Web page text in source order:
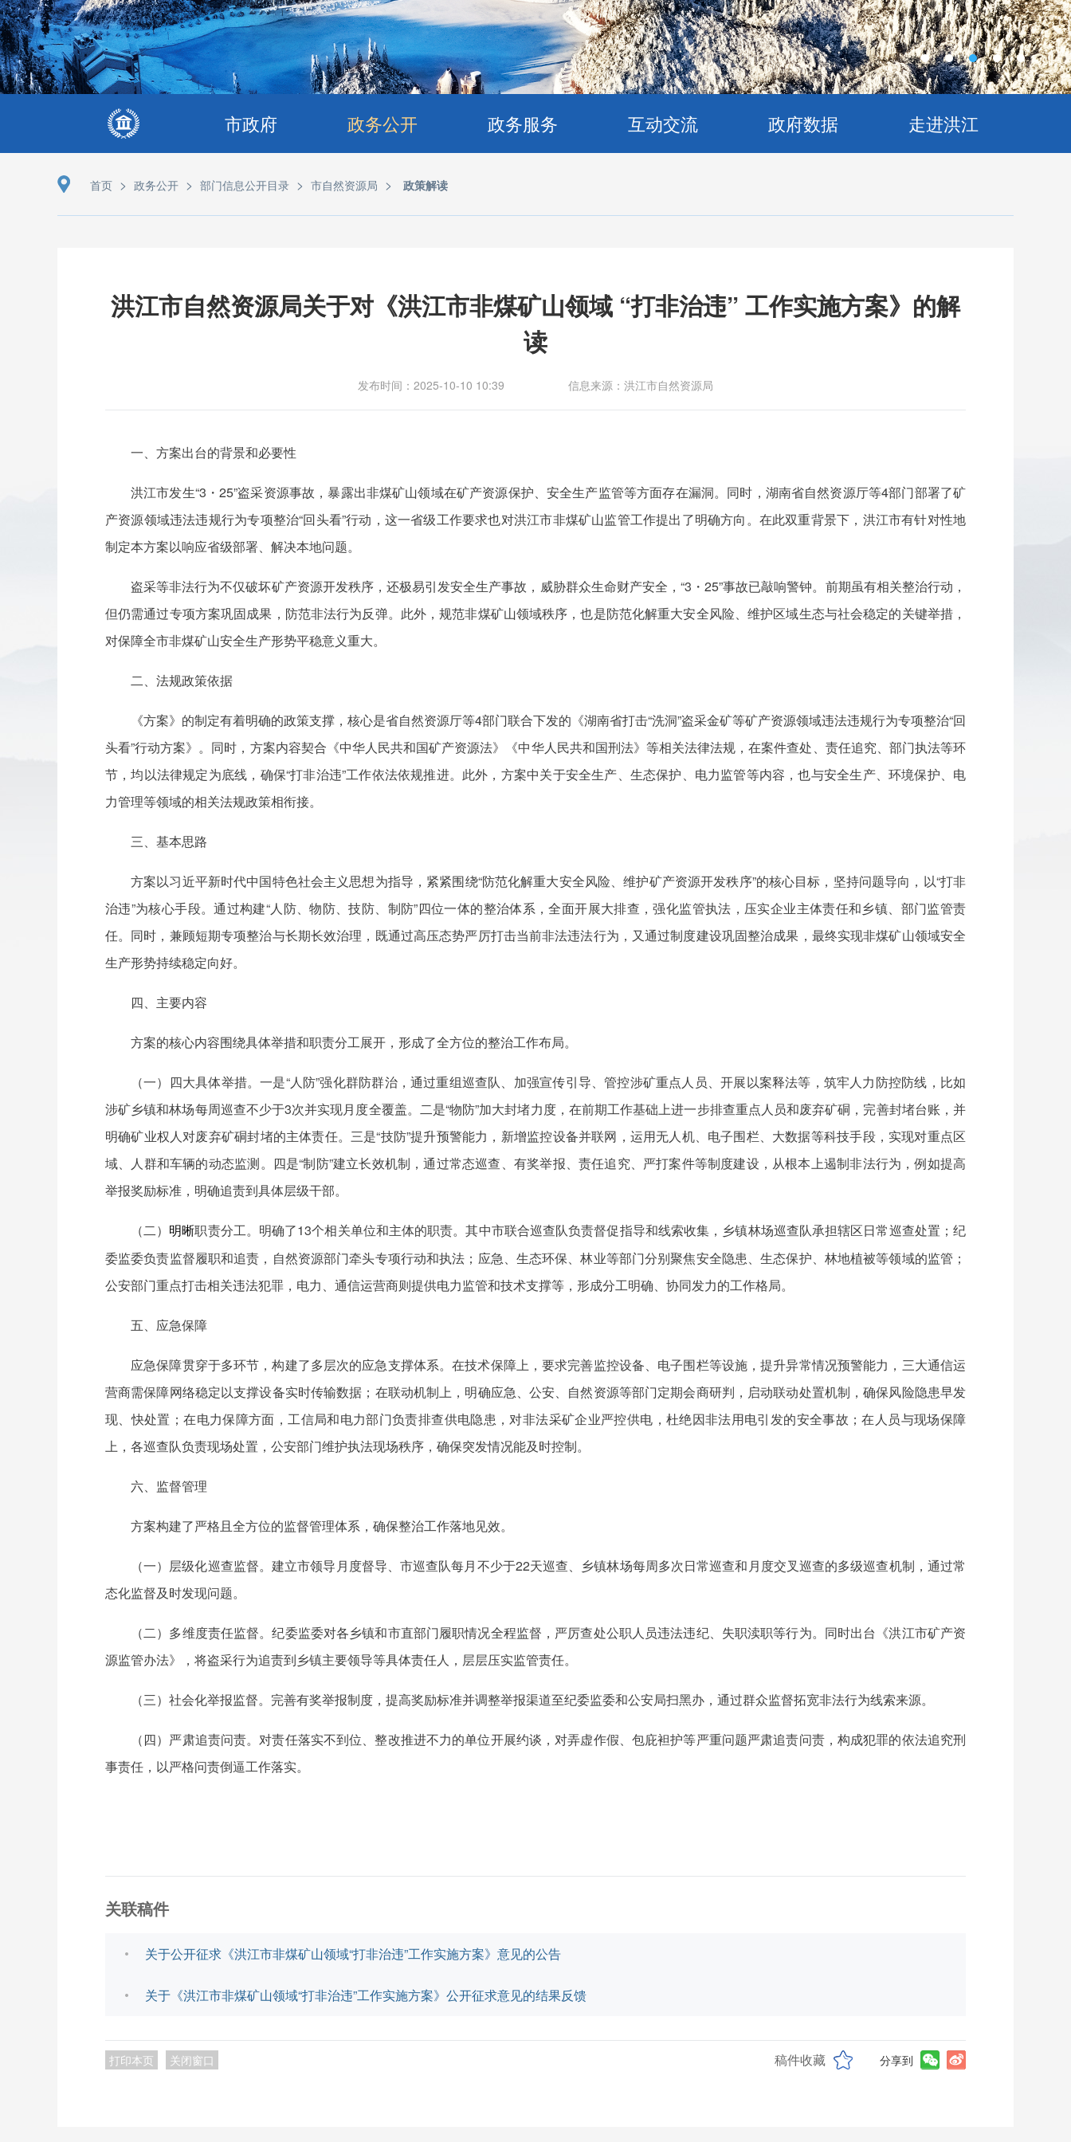
市政府 政务公开 政务服务 互动交流 政府数据 走进洪江
首页 > 政务公开 > 部门信息公开目录 > 市自然资源局 > 政策解读
洪江市自然资源局关于对《洪江市非煤矿山领域 “打非治违” 工作实施方案》的解
读
发布时间：2025-10-10 10:39 信息来源：洪江市自然资源局
一、方案出台的背景和必要性
洪江市发生“3・25”盗采资源事故，暴露出非煤矿山领域在矿产资源保护、安全生产监管等方面存在漏洞。同时，湖南省自然资源厅等4部门部署了矿
产资源领域违法违规行为专项整治“回头看”行动，这一省级工作要求也对洪江市非煤矿山监管工作提出了明确方向。在此双重背景下，洪江市有针对性地
制定本方案以响应省级部署、解决本地问题。
盗采等非法行为不仅破坏矿产资源开发秩序，还极易引发安全生产事故，威胁群众生命财产安全，“3・25”事故已敲响警钟。前期虽有相关整治行动，
但仍需通过专项方案巩固成果，防范非法行为反弹。此外，规范非煤矿山领域秩序，也是防范化解重大安全风险、维护区域生态与社会稳定的关键举措，
对保障全市非煤矿山安全生产形势平稳意义重大。
二、法规政策依据
《方案》的制定有着明确的政策支撑，核心是省自然资源厅等4部门联合下发的《湖南省打击“洗洞”盗采金矿等矿产资源领域违法违规行为专项整治“回
头看”行动方案》。同时，方案内容契合《中华人民共和国矿产资源法》《中华人民共和国刑法》等相关法律法规，在案件查处、责任追究、部门执法等环
节，均以法律规定为底线，确保“打非治违”工作依法依规推进。此外，方案中关于安全生产、生态保护、电力监管等内容，也与安全生产、环境保护、电
力管理等领域的相关法规政策相衔接。
三、基本思路
方案以习近平新时代中国特色社会主义思想为指导，紧紧围绕“防范化解重大安全风险、维护矿产资源开发秩序”的核心目标，坚持问题导向，以“打非
治违”为核心手段。通过构建“人防、物防、技防、制防”四位一体的整治体系，全面开展大排查，强化监管执法，压实企业主体责任和乡镇、部门监管责
任。同时，兼顾短期专项整治与长期长效治理，既通过高压态势严厉打击当前非法违法行为，又通过制度建设巩固整治成果，最终实现非煤矿山领域安全
生产形势持续稳定向好。
四、主要内容
方案的核心内容围绕具体举措和职责分工展开，形成了全方位的整治工作布局。
（一）四大具体举措。一是“人防”强化群防群治，通过重组巡查队、加强宣传引导、管控涉矿重点人员、开展以案释法等，筑牢人力防控防线，比如
涉矿乡镇和林场每周巡查不少于3次并实现月度全覆盖。二是“物防”加大封堵力度，在前期工作基础上进一步排查重点人员和废弃矿硐，完善封堵台账，并
明确矿业权人对废弃矿硐封堵的主体责任。三是“技防”提升预警能力，新增监控设备并联网，运用无人机、电子围栏、大数据等科技手段，实现对重点区
域、人群和车辆的动态监测。四是“制防”建立长效机制，通过常态巡查、有奖举报、责任追究、严打案件等制度建设，从根本上遏制非法行为，例如提高
举报奖励标准，明确追责到具体层级干部。
（二） 明晰职责分工。明确了13个相关单位和主体的职责。其中市联合巡查队负责督促指导和线索收集，乡镇林场巡查队承担辖区日常巡查处置；纪
委监委负责监督履职和追责，自然资源部门牵头专项行动和执法；应急、生态环保、林业等部门分别聚焦安全隐患、生态保护、林地植被等领域的监管；
公安部门重点打击相关违法犯罪，电力、通信运营商则提供电力监管和技术支撑等，形成分工明确、协同发力的工作格局。
五、应急保障
应急保障贯穿于多环节，构建了多层次的应急支撑体系。在技术保障上，要求完善监控设备、电子围栏等设施，提升异常情况预警能力，三大通信运
营商需保障网络稳定以支撑设备实时传输数据；在联动机制上，明确应急、公安、自然资源等部门定期会商研判，启动联动处置机制，确保风险隐患早发
现、快处置；在电力保障方面，工信局和电力部门负责排查供电隐患，对非法采矿企业严控供电，杜绝因非法用电引发的安全事故；在人员与现场保障
上，各巡查队负责现场处置，公安部门维护执法现场秩序，确保突发情况能及时控制。
六、监督管理
方案构建了严格且全方位的监督管理体系，确保整治工作落地见效。
（一）层级化巡查监督。建立市领导月度督导、市巡查队每月不少于22天巡查、乡镇林场每周多次日常巡查和月度交叉巡查的多级巡查机制，通过常
态化监督及时发现问题。
（二）多维度责任监督。纪委监委对各乡镇和市直部门履职情况全程监督，严厉查处公职人员违法违纪、失职渎职等行为。同时出台《洪江市矿产资
源监管办法》，将盗采行为追责到乡镇主要领导等具体责任人，层层压实监管责任。
（三）社会化举报监督。完善有奖举报制度，提高奖励标准并调整举报渠道至纪委监委和公安局扫黑办，通过群众监督拓宽非法行为线索来源。
（四）严肃追责问责。对责任落实不到位、整改推进不力的单位开展约谈，对弄虚作假、包庇袒护等严重问题严肃追责问责，构成犯罪的依法追究刑
事责任，以严格问责倒逼工作落实。
关联稿件
关于公开征求《洪江市非煤矿山领域“打非治违”工作实施方案》意见的公告
关于《洪江市非煤矿山领域“打非治违”工作实施方案》公开征求意见的结果反馈
打印本页 关闭窗口 稿件收藏 分享到